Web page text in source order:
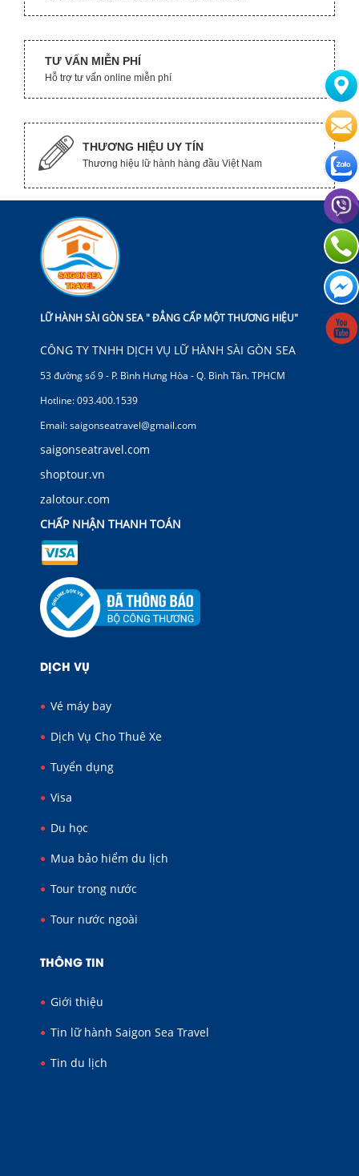
TƯ VẤN MIỄN PHÍ
Hỗ trợ tư vấn online miễn phí
THƯƠNG HIỆU UY TÍN
Thương hiệu lữ hành hàng đầu Việt Nam
LỮ HÀNH SÀI GÒN SEA " ĐẲNG CẤP MỘT THƯƠNG HIỆU"
CÔNG TY TNHH DỊCH VỤ LỮ HÀNH SÀI GÒN SEA
53 đường số 9 - P. Bình Hưng Hòa - Q. Bình Tân. TPHCM
Hotline: 093.400.1539
Email: saigonseatravel@gmail.com
saigonseatravel.com
shoptour.vn
zalotour.com
CHẤP NHẬN THANH TOÁN
DỊCH VỤ
Vé máy bay
Dịch Vụ Cho Thuê Xe
Tuyển dụng
Visa
Du học
Mua bảo hiểm du lịch
Tour trong nước
Tour nước ngoài
THÔNG TIN
Giới thiệu
Tin lữ hành Saigon Sea Travel
Tin du lịch